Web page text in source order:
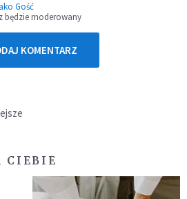
Gość
będzie moderowany
KOMENTARZ
CIEBIE